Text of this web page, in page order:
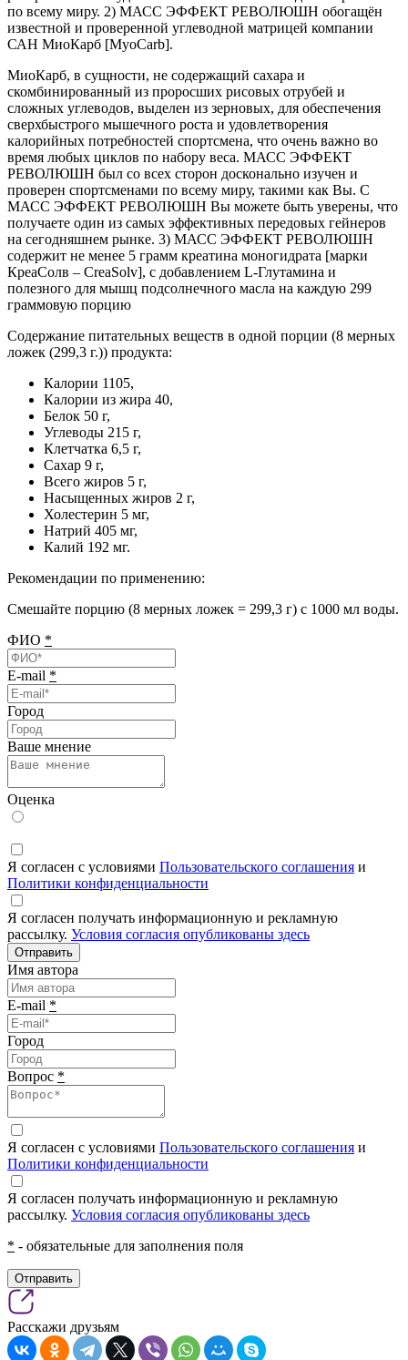
по всему миру. 2) МАСС ЭФФЕКТ РЕВОЛЮШН обогащён
известной и проверенной углеводной матрицей компании
САН МиоКарб [MyoCarb].
МиоКарб, в сущности, не содержащий сахара и
скомбинированный из проросших рисовых отрубей и
сложных углеводов, выделен из зерновых, для обеспечения
сверхбыстрого мышечного роста и удовлетворения
калорийных потребностей спортсмена, что очень важно во
время любых циклов по набору веса. МАСС ЭФФЕКТ
РЕВОЛЮШН был со всех сторон досконально изучен и
проверен спортсменами по всему миру, такими как Вы. С
МАСС ЭФФЕКТ РЕВОЛЮШН Вы можете быть уверены, что
получаете один из самых эффективных передовых гейнеров
на сегодняшнем рынке. 3) МАСС ЭФФЕКТ РЕВОЛЮШН
содержит не менее 5 грамм креатина моногидрата [марки
КреаСолв – CreaSolv], с добавлением L-Глутамина и
полезного для мышц подсолнечного масла на каждую 299
граммовую порцию
Содержание питательных веществ в одной порции (8 мерных
ложек (299,3 г.)) продукта:
Калории 1105,
Калории из жира 40,
Белок 50 г,
Углеводы 215 г,
Клетчатка 6,5 г,
Сахар 9 г,
Всего жиров 5 г,
Насыщенных жиров 2 г,
Холестерин 5 мг,
Натрий 405 мг,
Калий 192 мг.
Рекомендации по применению:
Смешайте порцию (8 мерных ложек = 299,3 г) с 1000 мл воды.
ФИО *
E-mail *
Город
Ваше мнение
Оценка
Я согласен с условиями Пользовательского соглашения и
Политики конфиденциальности
Я согласен получать информационную и рекламную
рассылку. Условия согласия опубликованы здесь
Отправить
Имя автора
E-mail *
Город
Вопрос *
Я согласен с условиями Пользовательского соглашения и
Политики конфиденциальности
Я согласен получать информационную и рекламную
рассылку. Условия согласия опубликованы здесь
* - обязательные для заполнения поля
Отправить
Расскажи друзьям